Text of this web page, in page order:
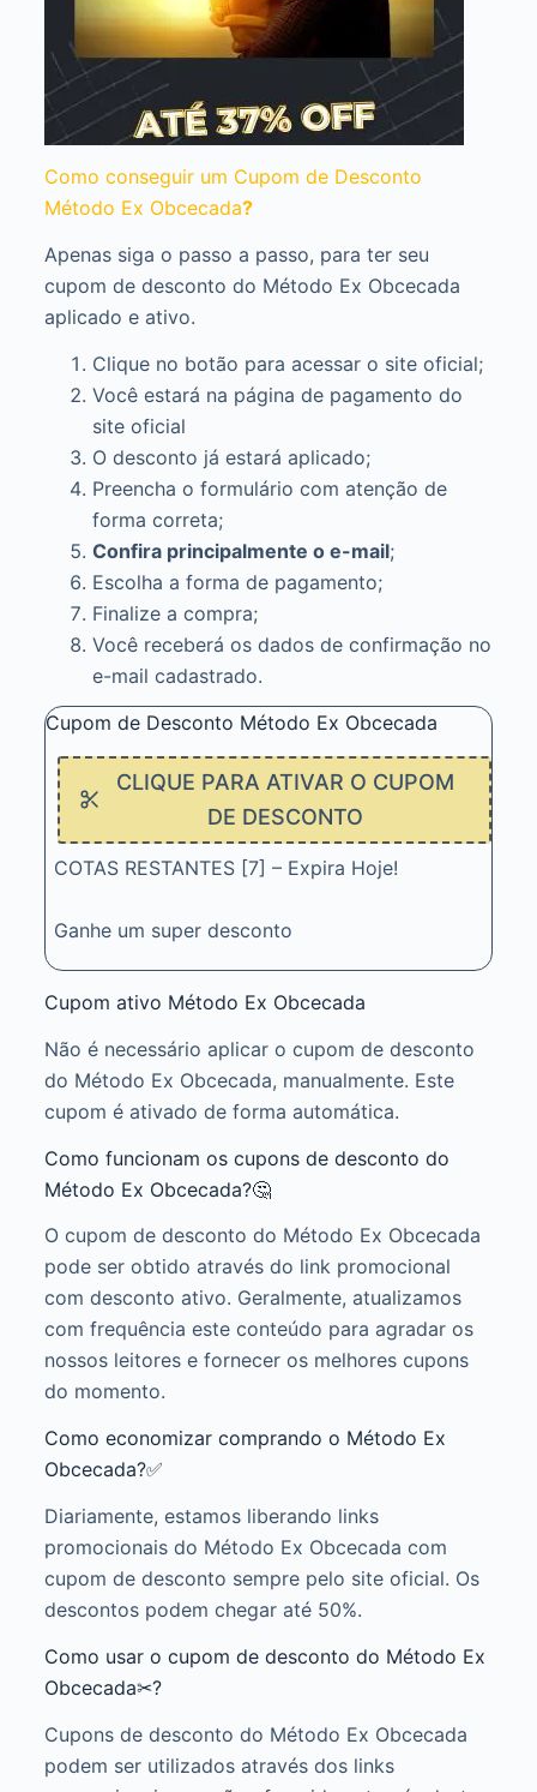
Como conseguir um Cupom de Desconto
Método Ex Obcecada?
Apenas siga o passo a passo, para ter seu
cupom de desconto do Método Ex Obcecada
aplicado e ativo.
Clique no botão para acessar o site oficial;
Você estará na página de pagamento do
site oficial
O desconto já estará aplicado;
Preencha o formulário com atenção de
forma correta;
Confira principalmente o e-mail;
Escolha a forma de pagamento;
Finalize a compra;
Você receberá os dados de confirmação no
e-mail cadastrado.
Cupom de Desconto Método Ex Obcecada
CLIQUE PARA ATIVAR O CUPOM
DE DESCONTO
COTAS RESTANTES [7] – Expira Hoje!
Ganhe um super desconto
Cupom ativo Método Ex Obcecada
Não é necessário aplicar o cupom de desconto
do Método Ex Obcecada, manualmente. Este
cupom é ativado de forma automática.
Como funcionam os cupons de desconto do
Método Ex Obcecada?🤔
O cupom de desconto do Método Ex Obcecada
pode ser obtido através do link promocional
com desconto ativo. Geralmente, atualizamos
com frequência este conteúdo para agradar os
nossos leitores e fornecer os melhores cupons
do momento.
Como economizar comprando o Método Ex
Obcecada?✅
Diariamente, estamos liberando links
promocionais do Método Ex Obcecada com
cupom de desconto sempre pelo site oficial. Os
descontos podem chegar até 50%.
Como usar o cupom de desconto do Método Ex
Obcecada✂?
Cupons de desconto do Método Ex Obcecada
podem ser utilizados através dos links